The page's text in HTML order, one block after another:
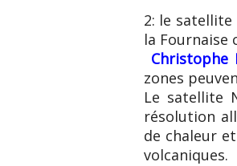
2: le satellite
la Fournaise
Christophe
zones
Le satellite
résolution
de chaleur
volcaniques.